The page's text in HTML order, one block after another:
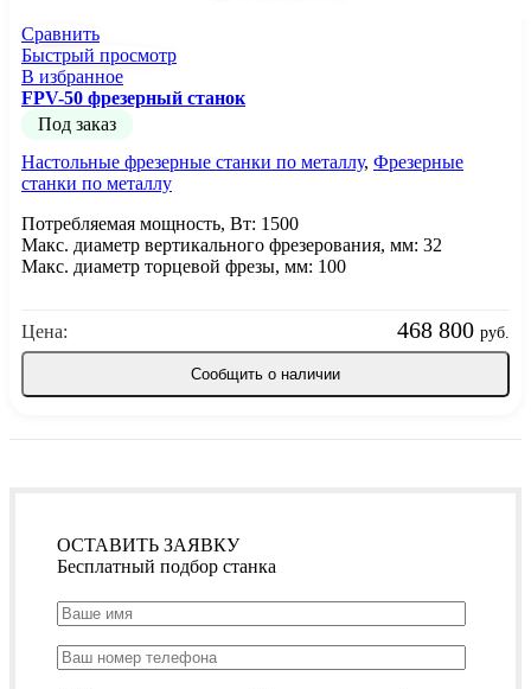
Сравнить
Быстрый просмотр
В избранное
FPV-50 фрезерный станок
Под заказ
Настольные фрезерные станки по металлу, Фрезерные
станки по металлу
Цена: 468 800 руб.
Потребляемая мощность, Вт: 1500
Макс. диаметр вертикального фрезерования, мм: 32
Макс. диаметр торцевой фрезы, мм: 100
Сообщить о наличии
ОСТАВИТЬ ЗАЯВКУ
Бесплатный подбор станка